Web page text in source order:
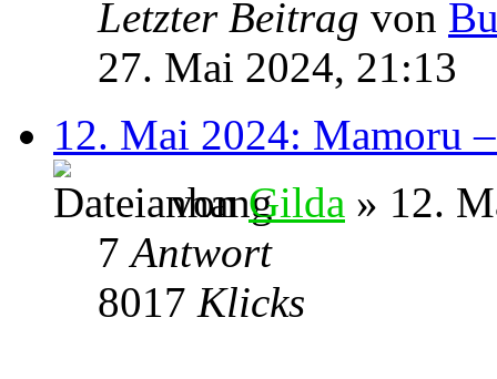
Letzter Beitrag von
27. Mai 2024, 21:13
12. Mai 2024: Mamoru
vonGilda » 12.
7Antwort
8017 Klicks